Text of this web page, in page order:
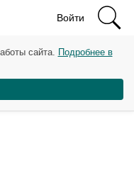
Войти
сайта. Подробнее в